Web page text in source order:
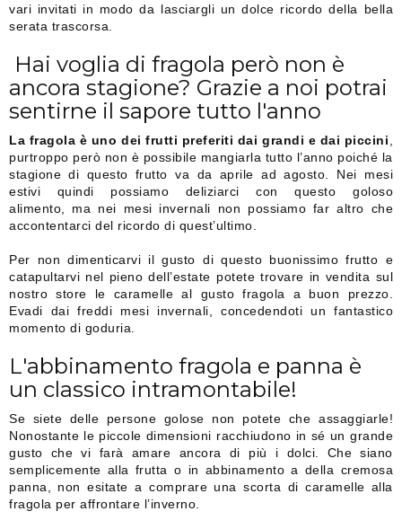
vari invitati in modo da lasciargli un dolce ricordo della bella
serata trascorsa.
Hai voglia di fragola però non è
ancora stagione? Grazie a noi potrai
sentirne il sapore tutto l'anno
La fragola è uno dei frutti preferiti dai grandi e dai piccini
purtroppo però non è possibile mangiarla tutto l’anno poiché la
stagione di questo frutto va da aprile ad agosto. Nei mesi
estivi quindi possiamo deliziarci con questo goloso
alimento, ma nei mesi invernali non possiamo far altro che
accontentarci del ricordo di quest’ultimo.
Per non dimenticarvi il gusto di questo buonissimo frutto e
catapultarvi nel pieno dell’estate potete trovare in vendita sul
nostro store le caramelle al gusto fragola a buon prezzo.
Evadi dai freddi mesi invernali, concedendoti un fantastico
momento di goduria.
L'abbinamento fragola e panna è
un classico intramontabile!
Se siete delle persone golose non potete che assaggiarle!
Nonostante le piccole dimensioni racchiudono in sé un grande
gusto che vi farà amare ancora di più i dolci. Che siano
semplicemente alla frutta o in abbinamento a della cremosa
panna, non esitate a comprare una scorta di caramelle alla
fragola per affrontare l’inverno.